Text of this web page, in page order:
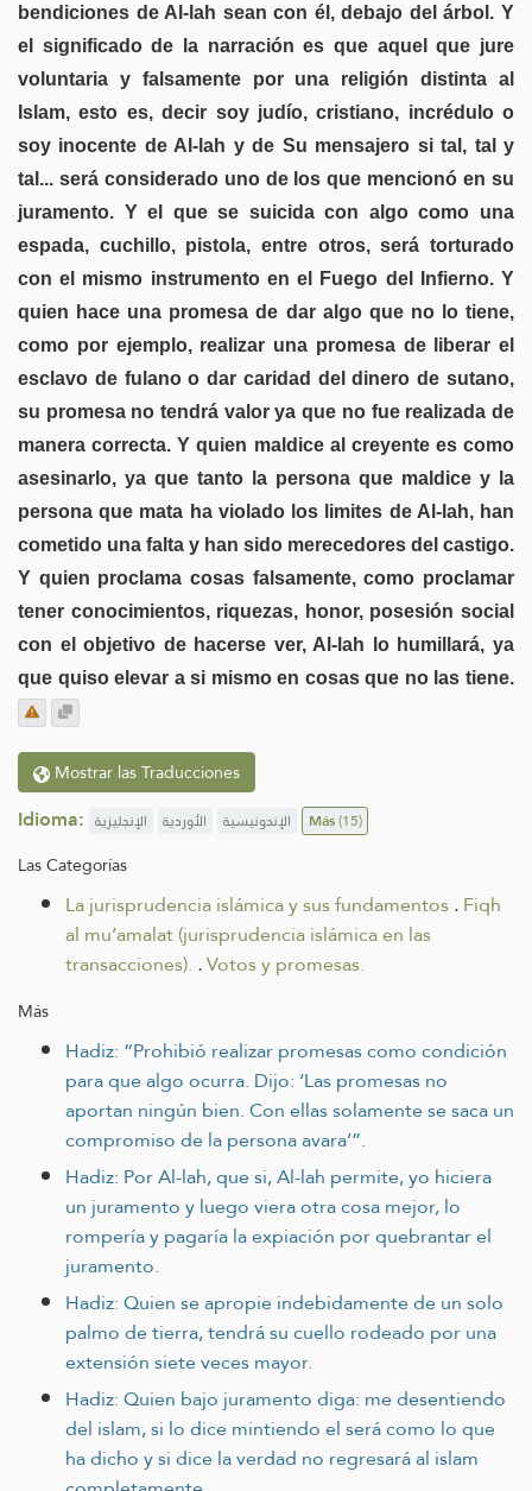
bendiciones de Al-lah sean con él, debajo del árbol. Y
el significado de la narración es que aquel que jure
voluntaria y falsamente por una religión distinta al
Islam, esto es, decir soy judío, cristiano, incrédulo o
soy inocente de Al-lah y de Su mensajero si tal, tal y
tal... será considerado uno de los que mencionó en su
juramento. Y el que se suicida con algo como una
espada, cuchillo, pistola, entre otros, será torturado
con el mismo instrumento en el Fuego del Infierno. Y
quien hace una promesa de dar algo que no lo tiene,
como por ejemplo, realizar una promesa de liberar el
esclavo de fulano o dar caridad del dinero de sutano,
su promesa no tendrá valor ya que no fue realizada de
manera correcta. Y quien maldice al creyente es como
asesinarlo, ya que tanto la persona que maldice y la
persona que mata ha violado los limites de Al-lah, han
cometido una falta y han sido merecedores del castigo.
Y quien proclama cosas falsamente, como proclamar
tener conocimientos, riquezas, honor, posesión social
con el objetivo de hacerse ver, Al-lah lo humillará, ya
que quiso elevar a si mismo en cosas que no las tiene.
Mostrar las Traducciones
Idioma: الإنجليزية الأوردية الإندونيسية Más(15)
Las Categorías
La jurisprudencia islámica y sus fundamentos.Fiqh
al mu’amalat (jurisprudencia islámica en las
transacciones). .Votos y promesas.
Más
Hadiz: “Prohibió realizar promesas como condición
para que algo ocurra. Dijo: ‘Las promesas no
aportan ningún bien. Con ellas solamente se saca un
compromiso de la persona avara’”.
Hadiz: Por Al-lah, que si, Al-lah permite, yo hiciera
un juramento y luego viera otra cosa mejor, lo
rompería y pagaría la expiación por quebrantar el
juramento.
Hadiz: Quien se apropie indebidamente de un solo
palmo de tierra, tendrá su cuello rodeado por una
extensión siete veces mayor.
Hadiz: Quien bajo juramento diga: me desentiendo
del islam, si lo dice mintiendo el será como lo que
ha dicho y si dice la verdad no regresará al islam